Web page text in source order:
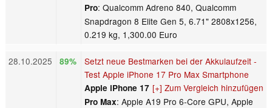
Pro: Qualcomm Adreno 840, Qualcomm
Snapdragon 8 Elite Gen 5, 6.71" 2808x1256,
0.219 kg, 1,300.00 Euro
28.10.2025 89%
Setzt neue Bestmarken bei der Akkulaufzeit -
Test Apple iPhone 17 Pro Max Smartphone
[+] Zum Vergleich hinzufügen
Apple iPhone 17
Pro Max: Apple A19 Pro 6-Core GPU, Apple